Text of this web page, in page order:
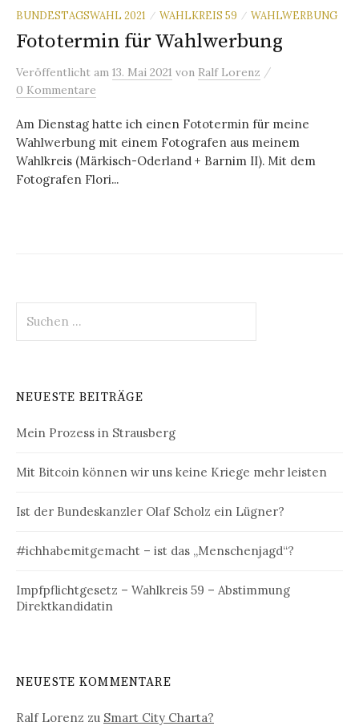
BUNDESTAGSWAHL 2021 / WAHLKREIS 59 / WAHLWERBUNG
Fototermin für Wahlwerbung
Veröffentlicht am 13. Mai 2021 von Ralf Lorenz /
0 Kommentare
Am Dienstag hatte ich einen Fototermin für meine
Wahlwerbung mit einem Fotografen aus meinem
Wahlkreis (Märkisch-Oderland + Barnim II). Mit dem
Fotografen Flori...
nach:
NEUESTE BEITRÄGE
Mein Prozess in Strausberg
Mit Bitcoin können wir uns keine Kriege mehr leisten
Ist der Bundeskanzler Olaf Scholz ein Lügner?
#ichhabemitgemacht – ist das „Menschenjagd“?
Impfpflichtgesetz – Wahlkreis 59 – Abstimmung
Direktkandidatin
NEUESTE KOMMENTARE
Ralf Lorenz zu Smart City Charta?